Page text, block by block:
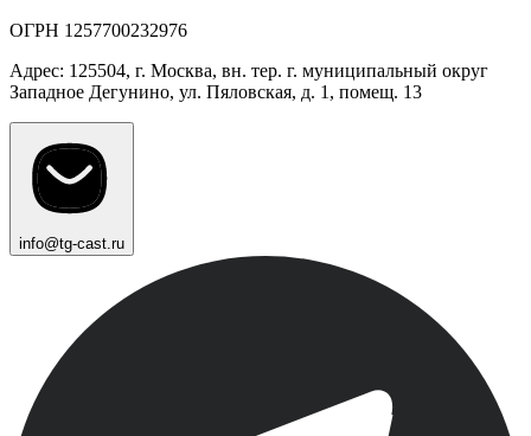
ОГРН 1257700232976
Адрес: 125504, г. Москва, вн. тер. г. муниципальный округ
Западное Дегунино, ул. Пяловская, д. 1, помещ. 13
info@tg-cast.ru